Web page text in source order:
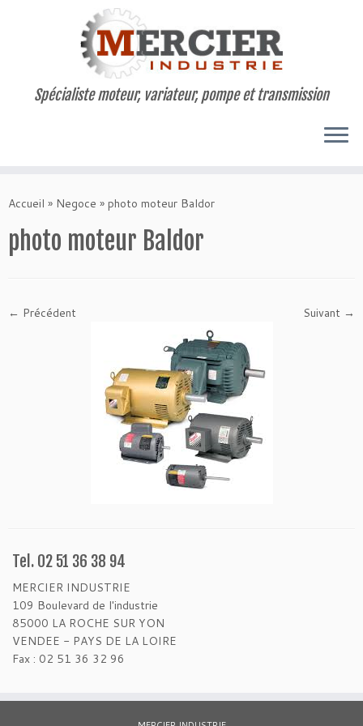
au
Spécialiste moteur, variateur, pompe et transmission
Accueil » Negoce » photo moteur Baldor
photo moteur Baldor
← Précédent Suivant →
Tel. 02 51 36 38 94
MERCIER INDUSTRIE
109 Boulevard de l'industrie
85000 LA ROCHE SUR YON
VENDEE - PAYS DE LA LOIRE
Fax : 02 51 36 32 96